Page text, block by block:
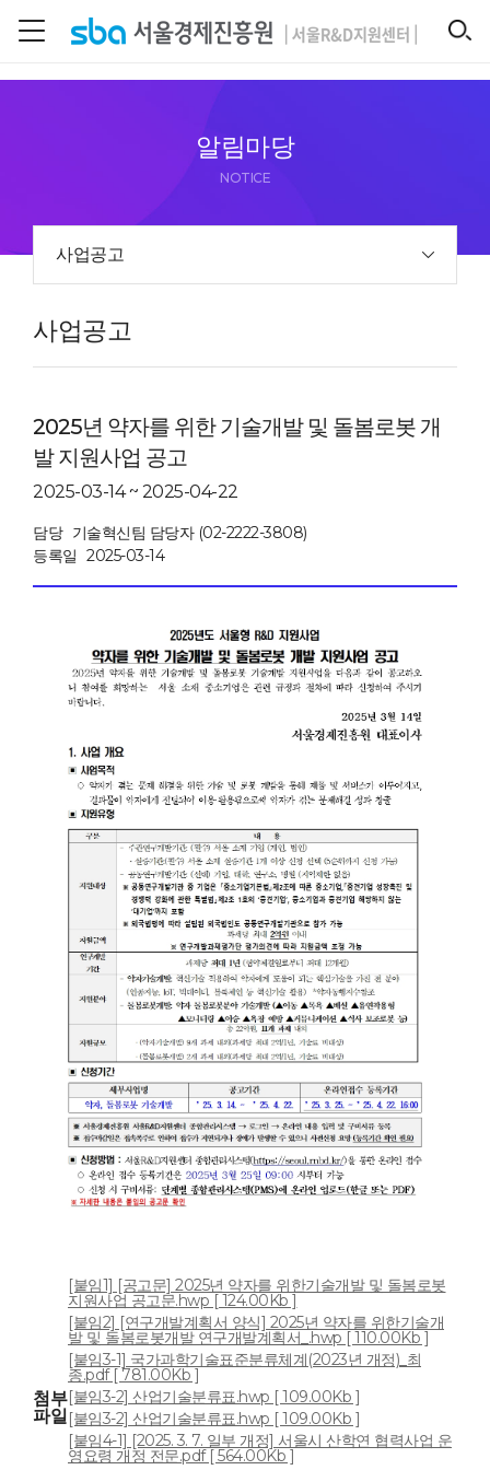
알림마당
NOTICE
사업공고
사업공고
2025년 약자를 위한 기술개발 및 돌봄로봇 개
발 지원사업 공고
2025-03-14 ~ 2025-04-22
담당 기술혁신팀 담당자 (02-2222-3808)
등록일 2025-03-14
첨부
파일
[붙임1] [공고문] 2025년 약자를 위한기술개발 및 돌봄로봇
지원사업 공고문.hwp [ 124.00Kb ]
[붙임2] [연구개발계획서 양식] 2025년 약자를 위한기술개
발 및 돌봄로봇개발 연구개발계획서_.hwp [ 110.00Kb ]
[붙임3-1] 국가과학기술표준분류체계(2023년 개정)_최
종.pdf [ 781.00Kb ]
[붙임3-2] 산업기술분류표.hwp [ 109.00Kb ]
[붙임3-2] 산업기술분류표.hwp [ 109.00Kb ]
[붙임4-1] [2025. 3. 7. 일부 개정] 서울시 산학연 협력사업 운
영요령 개정 전문.pdf [ 564.00Kb ]